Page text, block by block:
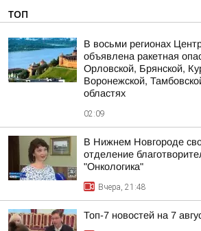
ТОП
В восьми регионах
объявлена ракетная
Орловской, Брянской,
Воронежской,
областях
02:09
В Нижнем Новгороде
отделение
"Онкологика"
Вчера, 21:48
Топ-7 новостей на 7